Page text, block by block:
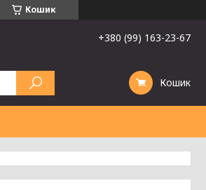
Кошик
+380 (99) 163-23-67
Кошик